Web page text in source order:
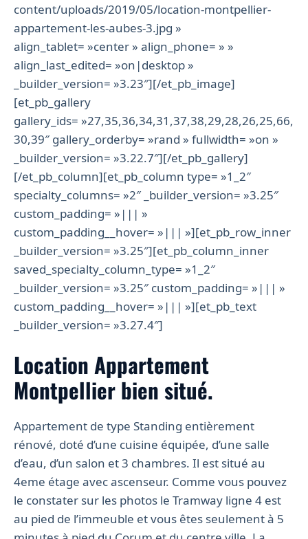
content/uploads/2019/05/location-montpellier-
appartement-les-aubes-3.jpg »
align_tablet= »center » align_phone= » »
align_last_edited= »on|desktop »
_builder_version= »3.23″][/et_pb_image]
[et_pb_gallery
gallery_ids= »27,35,36,34,31,37,38,29,28,26,25,66,
30,39″ gallery_orderby= »rand » fullwidth= »on »
_builder_version= »3.22.7″][/et_pb_gallery]
[/et_pb_column][et_pb_column type= »1_2″
specialty_columns= »2″ _builder_version= »3.25″
custom_padding= »||| »
custom_padding__hover= »||| »][et_pb_row_inner
_builder_version= »3.25″][et_pb_column_inner
saved_specialty_column_type= »1_2″
_builder_version= »3.25″ custom_padding= »||| »
custom_padding__hover= »||| »][et_pb_text
_builder_version= »3.27.4″]
Location Appartement
Montpellier bien situé.
Appartement de type Standing entièrement
rénové, doté d’une cuisine équipée, d’une salle
d’eau, d’un salon et 3 chambres. Il est situé au
4eme étage avec ascenseur. Comme vous pouvez
le constater sur les photos le Tramway ligne 4 est
au pied de l’immeuble et vous êtes seulement à 5